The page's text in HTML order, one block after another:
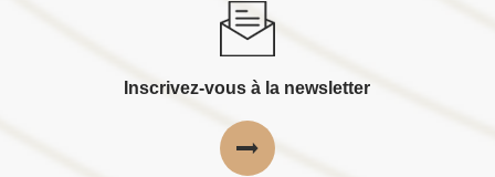
Inscrivez-vous à la newsletter